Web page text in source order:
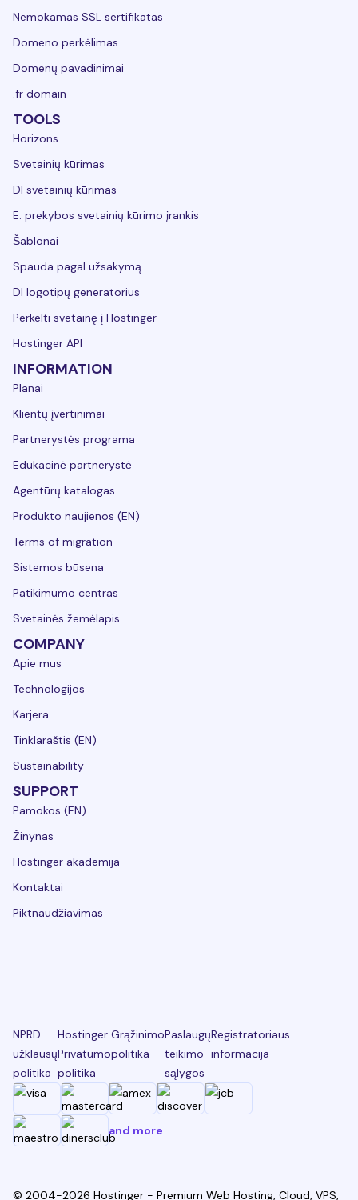
Nemokamas SSL sertifikatas
Domeno perkėlimas
Domenų pavadinimai
.fr domain
TOOLS
Horizons
Svetainių kūrimas
DI svetainių kūrimas
E. prekybos svetainių kūrimo įrankis
Šablonai
Spauda pagal užsakymą
DI logotipų generatorius
Perkelti svetainę į Hostinger
Hostinger API
INFORMATION
Planai
Klientų įvertinimai
Partnerystės programa
Edukacinė partnerystė
Agentūrų katalogas
Produkto naujienos (EN)
Terms of migration
Sistemos būsena
Patikimumo centras
Svetainės žemėlapis
COMPANY
Apie mus
Technologijos
Karjera
Tinklaraštis (EN)
Sustainability
SUPPORT
Pamokos (EN)
Žinynas
Hostinger akademija
Kontaktai
Piktnaudžiavimas
NPRD
užklausų
politika
Hostinger
Privatumo
politika
Grąžinimo
politika
Paslaugų
teikimo
sąlygos
Registratoriaus
informacija
and more
© 2004-2026 Hostinger - Premium Web Hosting, Cloud, VPS,